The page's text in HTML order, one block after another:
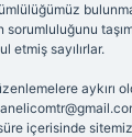
sorumluluğunu
etmiş sayılırlar.
aykırı
içerisinde